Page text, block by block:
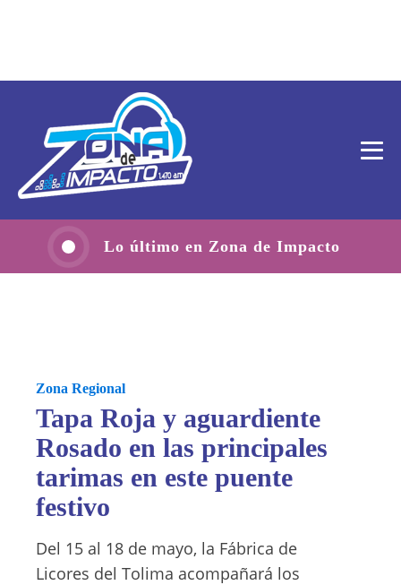
Lo último en Zona de Impacto
Zona Regional
Tapa Roja y aguardiente
Rosado en las principales
tarimas en este puente
festivo
Del 15 al 18 de mayo, la Fábrica de
Licores del Tolima acompañará los